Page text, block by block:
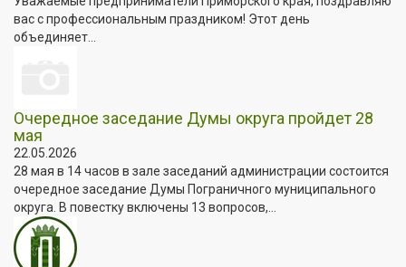
вас с профессиональным праздником! Этот день
объединяет...
Очередное заседание Думы округа пройдет 28
мая
22.05.2026
28 мая в 14 часов в зале заседаний администрации состоится
очередное заседание Думы Пограничного муниципального
округа. В повестку включены 13 вопросов,...